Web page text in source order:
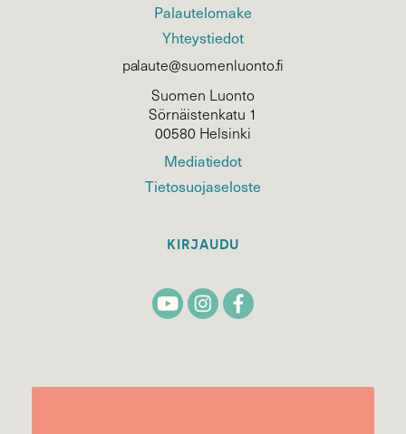
Palautelomake
Yhteystiedot
palaute@suomenluonto.fi
Suomen Luonto
Sörnäistenkatu 1
00580 Helsinki
Mediatiedot
Tietosuojaseloste
KIRJAUDU